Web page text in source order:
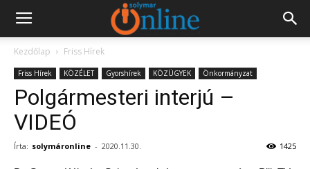
Kezdőlap Friss Hírek
Friss Hírek KÖZÉLET Gyorshírek KÖZÜGYEK Önkormányzat
Polgármesteri interjú –
VIDEÓ
Írta: solymáronline - 2020.11.30. 1425